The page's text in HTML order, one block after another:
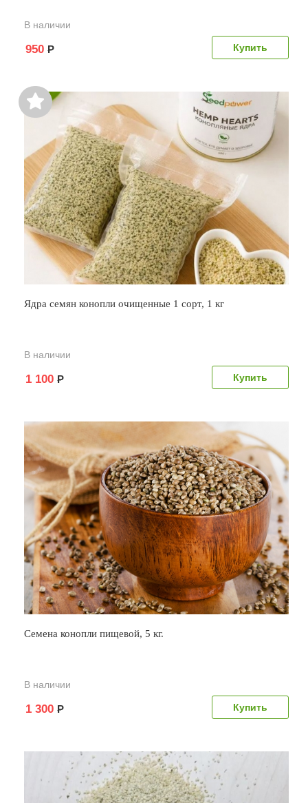
В наличии
950 Р
Ядра семян конопли очищенные 1 сорт, 1 кг
В наличии
1 100 Р
Семена конопли пищевой, 5 кг.
В наличии
1 300 Р